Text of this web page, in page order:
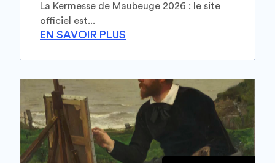
La Kermesse de Maubeuge 2026 : le site
officiel est...
EN SAVOIR PLUS